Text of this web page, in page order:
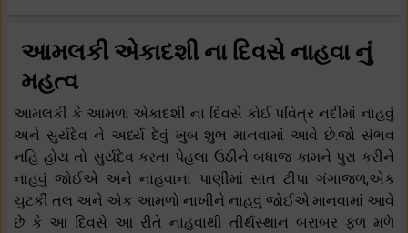
આમલકી એકાદશી ના દિવસે નાહવા નું
મહત્વ
આમલકી કે આમળા એકાદશી ના દિવસે કોઈ પવિત્ર નદીમાં નાહવું
અને સુર્યદેવ ને અર્ધ્ય દેવું ખુબ શુભ માનવામાં આવે છે.જો સંભવ
નહિ હોય તો સુર્યદેવ કરતા પેહલા ઉઠીને બધાજ કામને પુરા કરીને
નાહવું જોઈએ અને નાહવાના પાણીમાં સાત ટીપા ગંગાજળ,એક
ચુટકી તલ અને એક આમળો નાખીને નાહવું જોઈએ.માનવામાં આવે
છે કે આ દિવસે આ રીતે નાહવાથી તીર્થસ્થાન બરાબર ફળ મળે